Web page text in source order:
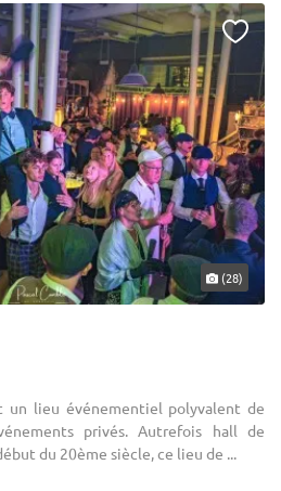
(28)
un lieu événementiel polyvalent de
privés. Autrefois hall de
du 20ème siècle, ce lieu de ...